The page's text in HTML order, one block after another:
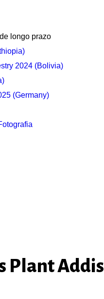
longo prazo
2024 (Bolivia)
(Germany)
Plant Addis